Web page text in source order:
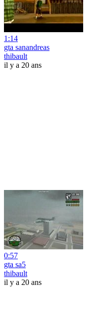
1:14
gta sanandreas
thibault
il y a 20 ans
0:57
gta sa5
thibault
il y a 20 ans